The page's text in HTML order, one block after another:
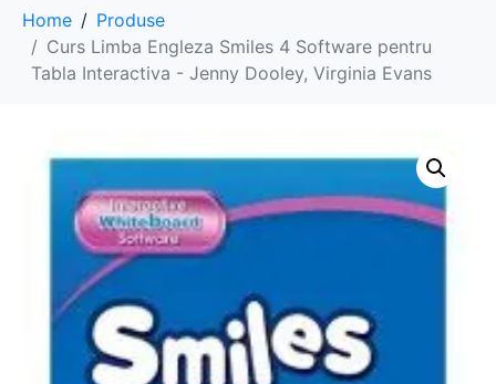
Home
Produse
Curs Limba Engleza Smiles 4 Software pentru
Tabla Interactiva - Jenny Dooley, Virginia Evans